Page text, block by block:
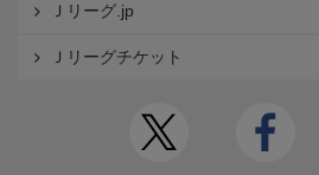
Ｊリーグ.jp
Ｊリーグチケット